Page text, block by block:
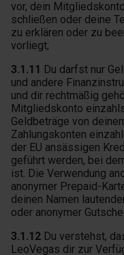
vor, dein
schließen oder deine
zu erklären oder zu
vorliegt;
3.1.11 Du darfst nur
und andere
und dir rechtmäßig
Mitgliedskonto
Geldbeträge von
Zahlungskonten
der EU ansässigen
geführt werden, bei
ist. Die Verwendung
anonymer Prepaid-
deinen Namen
oder anonymer
3.1.12 Du verstehst,
LeoVegas dir zur